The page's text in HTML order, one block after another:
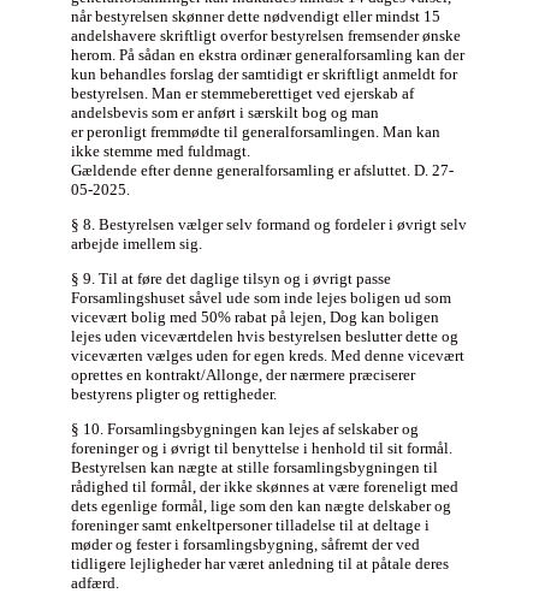
når bestyrelsen skønner dette nødvendigt eller mindst 15
andelshavere skriftligt overfor bestyrelsen fremsender ønske
herom. På sådan en ekstra ordinær generalforsamling kan der
kun behandles forslag der samtidigt er skriftligt anmeldt for
bestyrelsen. Man er stemmeberettiget ved ejerskab af
andelsbevis som er anført i særskilt bog og man
er peronligt fremmødte til generalforsamlingen. Man kan
ikke stemme med fuldmagt.
Gældende efter denne generalforsamling er afsluttet. D. 27-
05-2025.
§ 8. Bestyrelsen vælger selv formand og fordeler i øvrigt selv
arbejde imellem sig.
§ 9. Til at føre det daglige tilsyn og i øvrigt passe
Forsamlingshuset såvel ude som inde lejes boligen ud som
vicevært bolig med 50% rabat på lejen, Dog kan boligen
lejes uden viceværtdelen hvis bestyrelsen beslutter dette og
viceværten vælges uden for egen kreds. Med denne vicevært
oprettes en kontrakt/Allonge, der nærmere præciserer
bestyrens pligter og rettigheder.
§ 10. Forsamlingsbygningen kan lejes af selskaber og
foreninger og i øvrigt til benyttelse i henhold til sit formål.
Bestyrelsen kan nægte at stille forsamlingsbygningen til
rådighed til formål, der ikke skønnes at være foreneligt med
dets egenlige formål, lige som den kan nægte delskaber og
foreninger samt enkeltpersoner tilladelse til at deltage i
møder og fester i forsamlingsbygning, såfremt der ved
tidligere lejligheder har været anledning til at påtale deres
adfærd.